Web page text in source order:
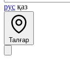
рус қаз
Талғар